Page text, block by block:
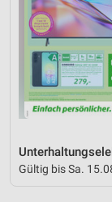
Gültig bis Sa.